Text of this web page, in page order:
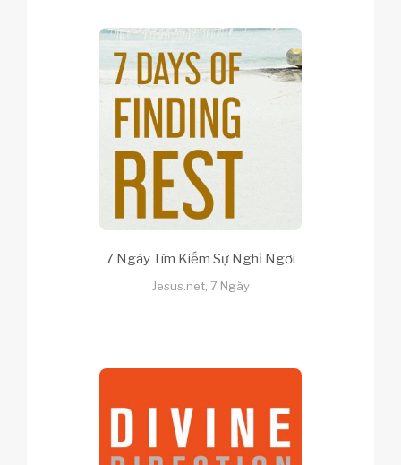
7 Ngày Tìm Kiếm Sự Nghỉ Ngơi
Jesus.net, 7 Ngày